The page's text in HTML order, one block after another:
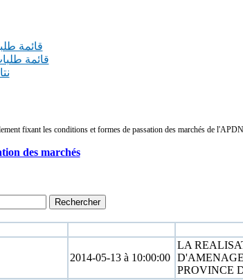
قائمة
قائمة
fixant les conditions et formes de passation des marchés de
des marchés
2014-05-13 à 10:00:00
LA
PROVINCE